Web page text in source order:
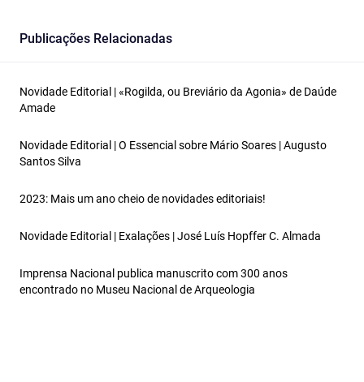
Publicações Relacionadas
Novidade Editorial | «Rogilda, ou Breviário da Agonia» de Daúde
Amade
Novidade Editorial | O Essencial sobre Mário Soares | Augusto
Santos Silva
2023: Mais um ano cheio de novidades editoriais!
Novidade Editorial | Exalações | José Luís Hopffer C. Almada
Imprensa Nacional publica manuscrito com 300 anos
encontrado no Museu Nacional de Arqueologia